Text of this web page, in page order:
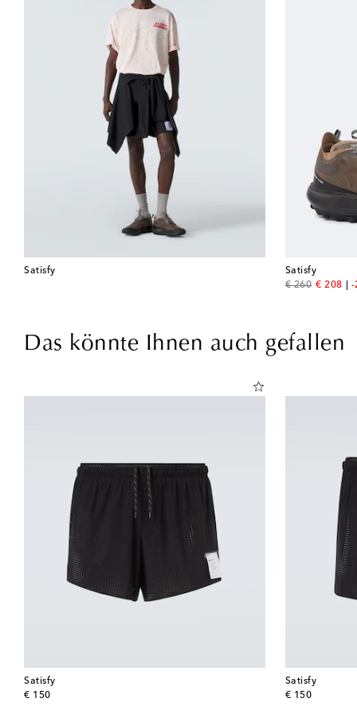
Satisfy
Satisfy
€ 260
original price
€ 208
discount-
Das könnte Ihnen auch gefallen
Satisfy
€ 150
original price
Satisfy
€ 150
original price